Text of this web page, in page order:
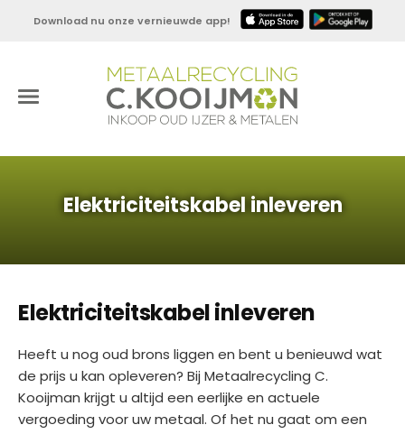
Download nu onze vernieuwde app!
Elektriciteitskabel inleveren
Elektriciteitskabel inleveren
Heeft u nog oud brons liggen en bent u benieuwd wat
de prijs u kan opleveren? Bij Metaalrecycling C.
Kooijman krijgt u altijd een eerlijke en actuele
vergoeding voor uw metaal. Of het nu gaat om een